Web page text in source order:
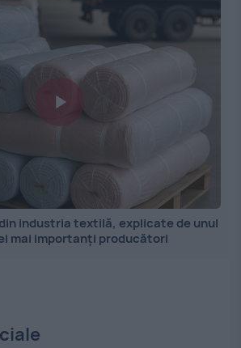
industria textilă, explicate de unul
mai importanți producători